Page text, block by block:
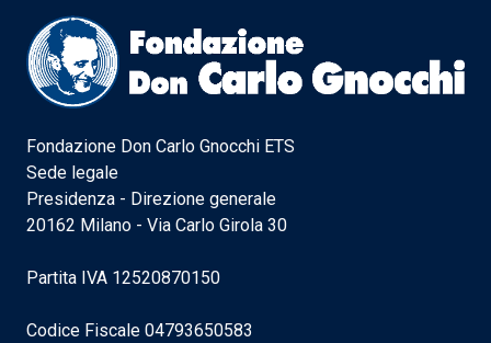
Fondazione Don Carlo Gnocchi ETS
Sede legale
Presidenza - Direzione generale
20162 Milano - Via Carlo Girola 30
Partita IVA 12520870150
Codice Fiscale 04793650583